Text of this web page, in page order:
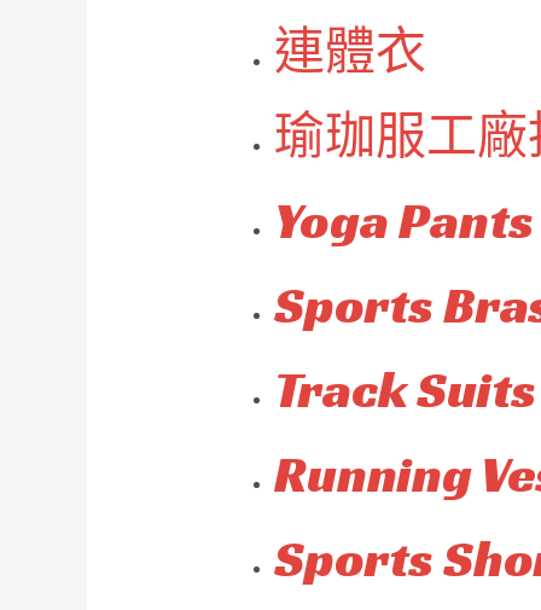
連體衣
瑜珈服工
Yoga Pants
Sports
Track Suits
Running
Sports